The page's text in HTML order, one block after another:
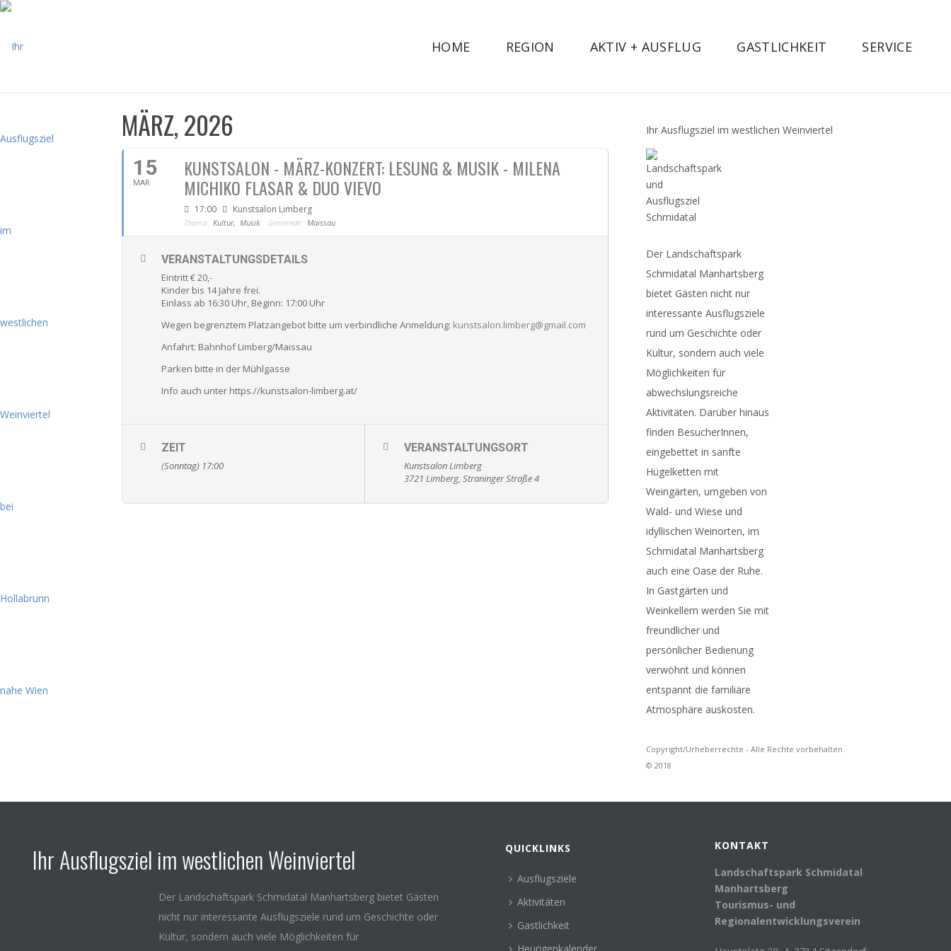
HOME REGION AKTIV + AUSFLUG GASTLICHKEIT SERVICE
MÄRZ, 2026
15
MAR
KUNSTSALON - MÄRZ-KONZERT: LESUNG & MUSIK - MILENA
MICHIKO FLASAR & DUO VIEVO
17:00 Kunstsalon Limberg
Thema: Kultur, Musik Gemeinde: Maissau
VERANSTALTUNGSDETAILS
Eintritt € 20,-
Kinder bis 14 Jahre frei.
Einlass ab 16:30 Uhr, Beginn: 17:00 Uhr
Wegen begrenztem Platzangebot bitte um verbindliche Anmeldung: kunstsalon.limberg@gmail.com
Anfahrt: Bahnhof Limberg/Maissau
Parken bitte in der Mühlgasse
Info auch unter https.//kunstsalon-limberg.at/
ZEIT
(Sonntag) 17:00
VERANSTALTUNGSORT
Kunstsalon Limberg
3721 Limberg, Straninger Straße 4
Ihr Ausflugsziel im westlichen Weinviertel
Der Landschaftspark
Schmidatal Manhartsberg
bietet Gästen nicht nur
interessante Ausflugsziele
rund um Geschichte oder
Kultur, sondern auch viele
Möglichkeiten für
abwechslungsreiche
Aktivitäten. Darüber hinaus
finden BesucherInnen,
eingebettet in sanfte
Hügelketten mit
Weingärten, umgeben von
Wald- und Wiese und
idyllischen Weinorten, im
Schmidatal Manhartsberg
auch eine Oase der Ruhe.
In Gastgärten und
Weinkellern werden Sie mit
freundlicher und
persönlicher Bedienung
verwöhnt und können
entspannt die familiäre
Atmosphäre auskosten.
Copyright/Urheberrechte - Alle Rechte vorbehalten
© 2018
Ihr Ausflugsziel im westlichen Weinviertel
Der Landschaftspark Schmidatal Manhartsberg bietet Gästen
nicht nur interessante Ausflugsziele rund um Geschichte oder
Kultur, sondern auch viele Möglichkeiten für
QUICKLINKS
Ausflugsziele
Aktivitäten
Gastlichkeit
KONTAKT
Landschaftspark Schmidatal
Manhartsberg
Tourismus- und
Regionalentwicklungsverein